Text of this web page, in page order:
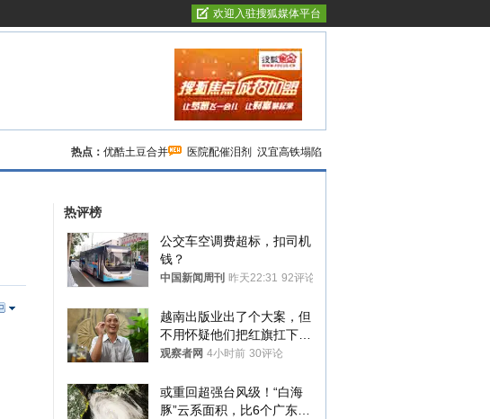
欢迎入驻搜狐媒体平台
热点： 优酷土豆合并 医院配催泪剂 汉宜高铁塌陷
热评榜
公交车空调费超标，扣司机
钱？
中国新闻周刊 昨天22:31 92评论
越南出版业出了个大案，但
不用怀疑他们把红旗扛下去
的决心
观察者网 4小时前 30评论
或重回超强台风级！“白海
豚”云系面积，比6个广东还